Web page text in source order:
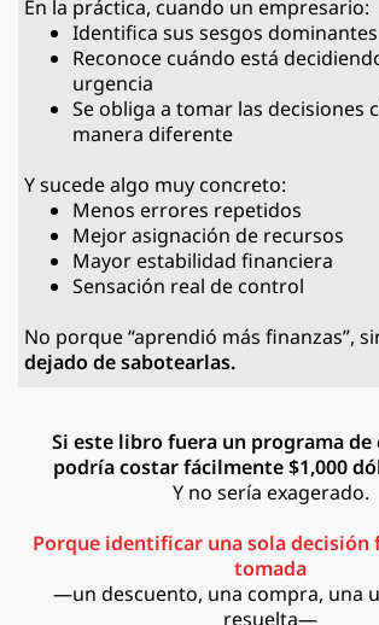
En la práctica, cuando un empresario:
Identifica sus sesgos dominantes
Reconoce cuándo está
urgencia
Se obliga a tomar las decisiones
manera diferente
Y sucede algo muy concreto:
Menos errores repetidos
Mejor asignación de recursos
Mayor estabilidad financiera
Sensación real de control
No porque “aprendió más finanzas”,
dejado de sabotearlas.
Si este libro fuera un programa
podría costar fácilmente $1,000
Y no sería exagerado.
Porque identificar una sola decisión
tomada
—un descuento, una compra, una
resuelta—